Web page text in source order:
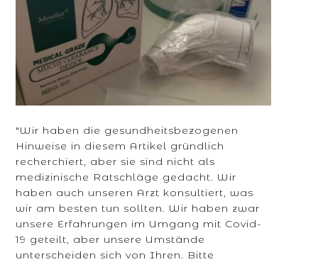
"Wir haben die gesundheitsbezogenen
Hinweise in diesem Artikel gründlich
recherchiert, aber sie sind nicht als
medizinische Ratschläge gedacht. Wir
haben auch unseren Arzt konsultiert, was
wir am besten tun sollten. Wir haben zwar
unsere Erfahrungen im Umgang mit Covid-
19 geteilt, aber unsere Umstände
unterscheiden sich von Ihren. Bitte